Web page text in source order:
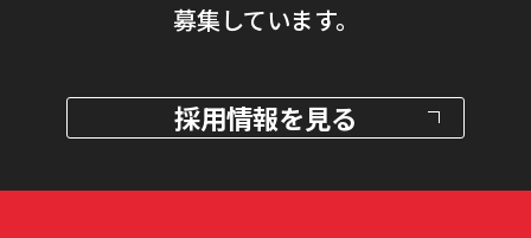
募集しています。
採用情報を見る